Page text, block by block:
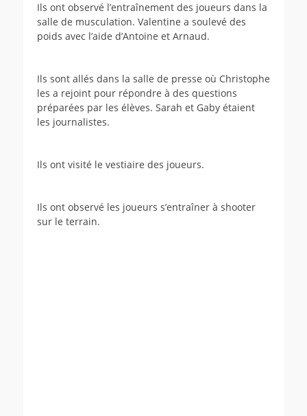
Ils ont observé l’entraînement des joueurs dans la
salle de musculation. Valentine a soulevé des
poids avec l’aide d’Antoine et Arnaud.
Ils sont allés dans la salle de presse où Christophe
les a rejoint pour répondre à des questions
préparées par les élèves. Sarah et Gaby étaient
les journalistes.
Ils ont visité le vestiaire des joueurs.
Ils ont observé les joueurs s’entraîner à shooter
sur le terrain.